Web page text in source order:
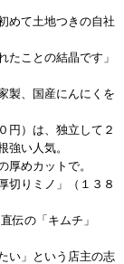
めて土地つきの自社
たことの結晶です」
製、国産にんにくを
円）は、独立して２
強い人気。
厚めカットで。
切りミノ」（１３８
伝の「キムチ」
い」という店主の志